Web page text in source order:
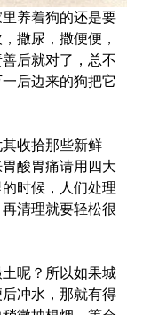
养着狗的还是要
撒尿，撒便便，
后就对了，总不
后边来的狗把它
收拾那些新鲜
酸胃痛请用四大
时候，人们处理
清理就要轻松很
呢？所以如果城
冲水，那就有得